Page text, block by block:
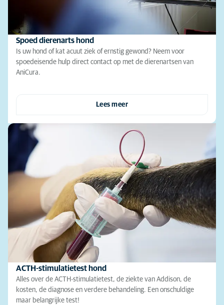
Spoed dierenarts hond
Is uw hond of kat acuut ziek of ernstig gewond? Neem voor
spoedeisende hulp direct contact op met de dierenartsen van
AniCura.
Lees meer
ACTH-stimulatietest hond
Alles over de ACTH-stimulatietest, de ziekte van Addison, de
kosten, de diagnose en verdere behandeling. Een onschuldige
maar belangrijke test!